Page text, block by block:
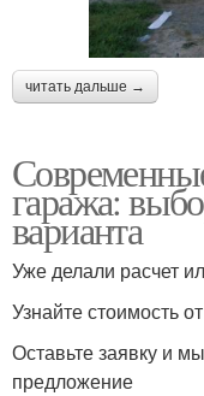
читать дальше →
гаража:
варианта
Уже делали расчет
Узнайте стоимость
Оставьте заявку и
предложение